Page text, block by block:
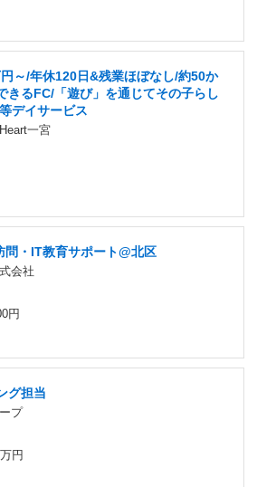
～/年休120日&残業ほぼなし/約50か
きるFC/「遊び」を通じてその子らし
デイサービス
一宮
問・IT教育サポート@北区
会社
円
グ担当
プ
円